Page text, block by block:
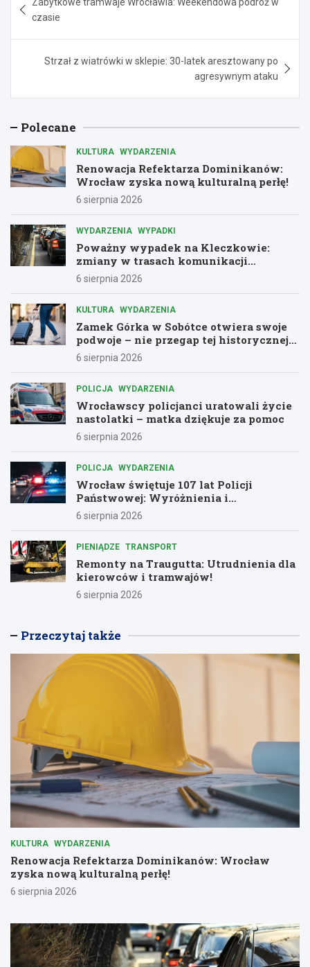
wpisu
czasie
Strzał z wiatrówki w sklepie: 30-latek aresztowany po
agresywnym ataku
Polecane
KULTURA WYDARZENIA
Renowacja Refektarza Dominikanów:
Wrocław zyska nową kulturalną perłę!
6 sierpnia 2026
WYDARZENIA WYPADKI
Poważny wypadek na Kleczkowie:
zmiany w trasach komunikacji
miejskiej
6 sierpnia 2026
KULTURA WYDARZENIA
Zamek Górka w Sobótce otwiera swoje
podwoje – nie przegap tej historycznej
przygody!
6 sierpnia 2026
POLICJA WYDARZENIA
Wrocławscy policjanci uratowali życie
nastolatki – matka dziękuje za pomoc
6 sierpnia 2026
POLICJA WYDARZENIA
Wrocław świętuje 107 lat Policji
Państwowej: Wyróżnienia i
podziękowania dla bohaterów służby
6 sierpnia 2026
PIENIĄDZE TRANSPORT
Remonty na Traugutta: Utrudnienia dla
kierowców i tramwajów!
6 sierpnia 2026
Przeczytaj także
KULTURA WYDARZENIA
Renowacja Refektarza Dominikanów: Wrocław
zyska nową kulturalną perłę!
6 sierpnia 2026